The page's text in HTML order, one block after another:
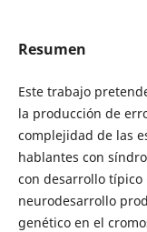
Resumen
Este trabajo
la producción de
complejidad de las
hablantes con
con desarrollo típico
neurodesarrollo
genético en el